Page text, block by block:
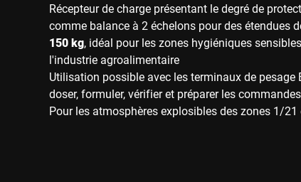
Récepteur de charge présentant le degré de
comme balance à 2 échelons pour des étendues
150 kg, idéal pour les zones hygiéniques
l'industrie agroalimentaire
Utilisation possible avec les terminaux de pesage
doser, formuler, vérifier et préparer les commandes
Pour les atmosphères explosibles des zones 1/